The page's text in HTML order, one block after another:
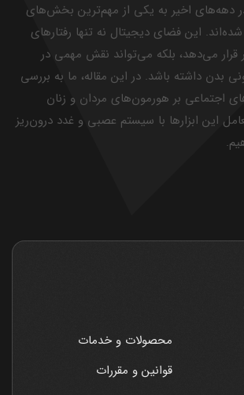
دهه‌های اخیر به یکی از مهم‌ترین بخش‌های
این فضای دیجیتال نه تنها رفتارهای
قرار می‌دهد، بلکه می‌تواند نقش مهمی در
بدن داشته باشد. در این مقاله، ما به بررسی
اجتماعی بر هورمون‌های مردان و زنان
این ابزارها با سیستم عصبی و غدد درون‌ریز
محصولات و خدمات
قوانین و مقررات